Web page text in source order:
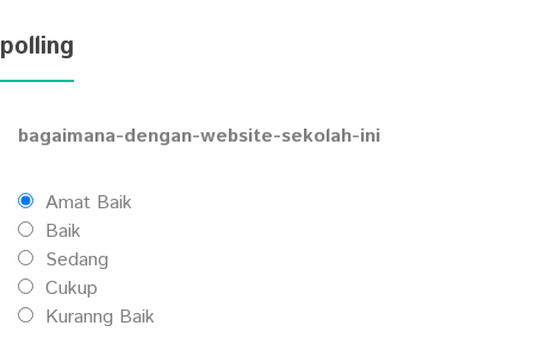
polling
bagaimana-dengan-website-sekolah-ini
Amat Baik
Baik
Sedang
Cukup
Kuranng Baik